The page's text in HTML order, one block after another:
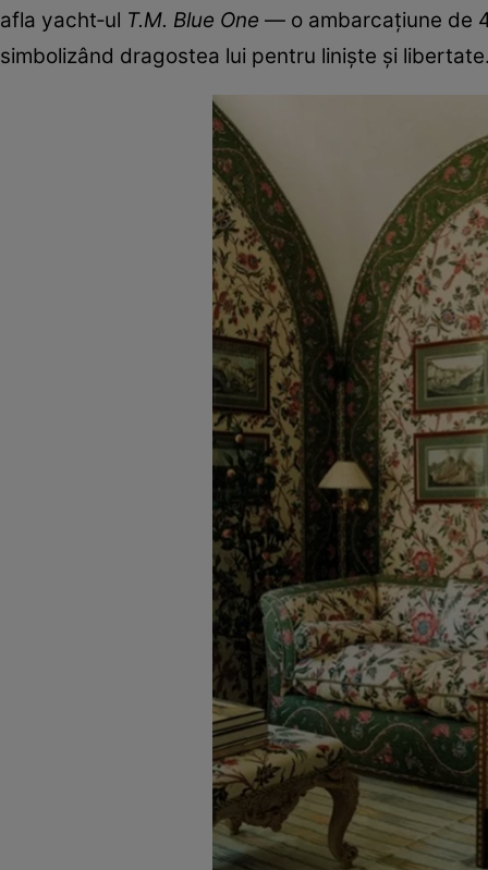
afla yacht‑ul T.M. Blue One — o ambarcațiune de
simbolizând dragostea lui pentru liniște și